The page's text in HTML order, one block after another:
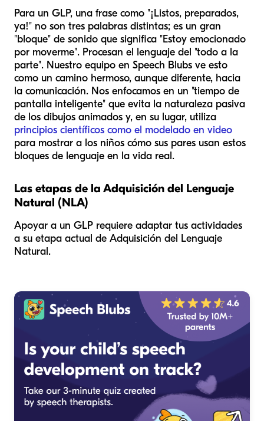
Para un GLP, una frase como "¡Listos, preparados,
ya!" no son tres palabras distintas; es un gran
"bloque" de sonido que significa "Estoy emocionado
por moverme". Procesan el lenguaje del "todo a la
parte". Nuestro equipo en Speech Blubs ve esto
como un camino hermoso, aunque diferente, hacia
la comunicación. Nos enfocamos en un "tiempo de
pantalla inteligente" que evita la naturaleza pasiva
de los dibujos animados y, en su lugar, utiliza
principios científicos como el modelado en video
para mostrar a los niños cómo sus pares usan estos
bloques de lenguaje en la vida real.
Las etapas de la Adquisición del Lenguaje
Natural (NLA)
Apoyar a un GLP requiere adaptar tus actividades
a su etapa actual de Adquisición del Lenguaje
Natural.